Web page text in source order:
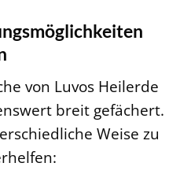
von Luvos Heilerde
breit gefächert.
Weise zu